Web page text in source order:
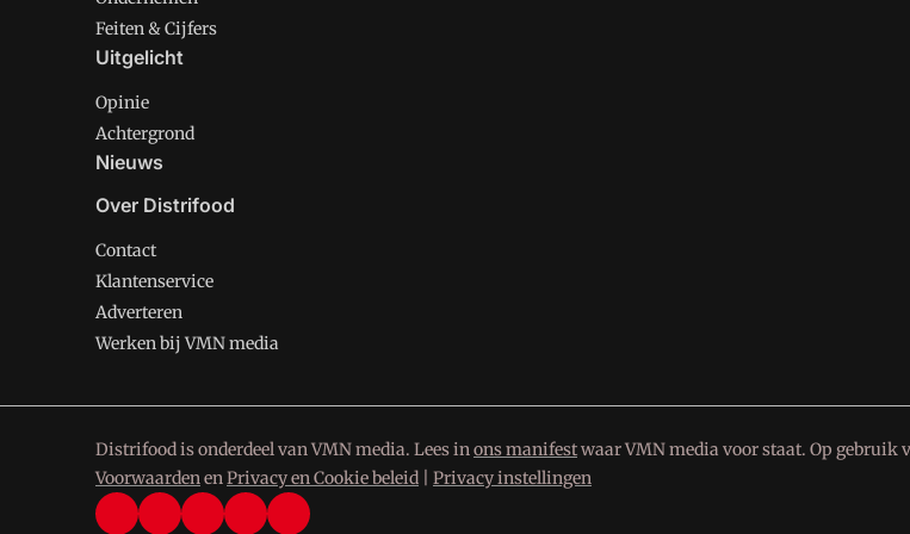
Feiten & Cijfers
Uitgelicht
Opinie
Achtergrond
Nieuws
Over Distrifood
Contact
Klantenservice
Adverteren
Werken bij VMN media
Distrifood is onderdeel van VMN media. Lees inons manifestwaar VMN media voor staat. Op gebruik
VoorwaardenenPrivacy en Cookie beleid Privacy instellingen